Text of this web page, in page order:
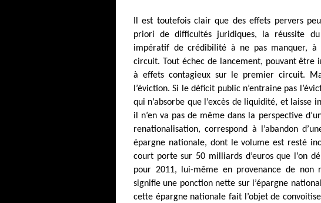
Il est toutefois clair que des effets pervers
priori de difficultés juridiques, la réussite
impératif de crédibilité à ne pas manquer,
circuit. Tout échec de lancement, pouvant être
à effets contagieux sur le premier circuit.
l’éviction. Si le déficit public n’entraine pas
qui n’absorbe que l’excès de liquidité, et laisse
il n’en va pas de même dans la perspective
renationalisation, correspond à l’abandon
épargne nationale, dont le volume est resté
court porte sur 50 milliards d’euros que l’on
pour 2011, lui-même en provenance de non
signifie une ponction nette sur l’épargne
cette épargne nationale fait l’objet de